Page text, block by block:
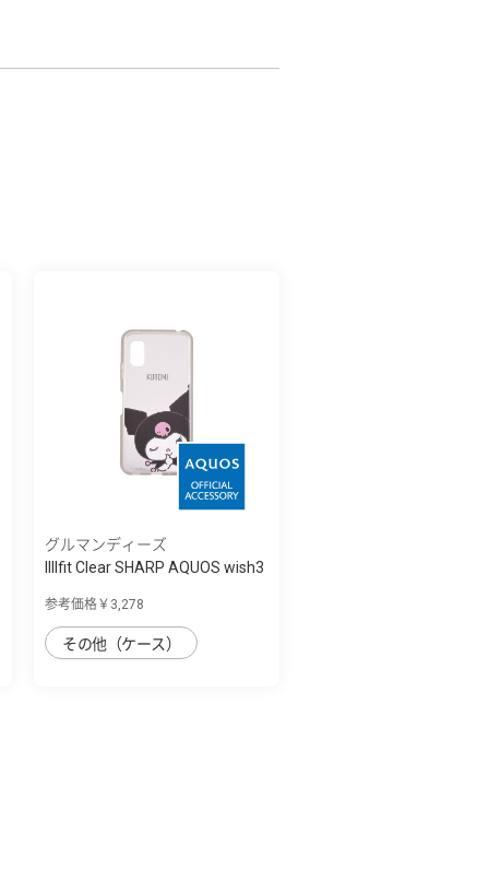
グルマンディーズ
IIIIfit Clear SHARP AQUOS wish3
参考価格￥3,278
その他（ケース）